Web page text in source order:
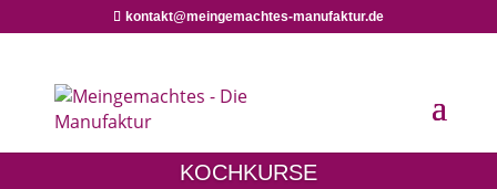
kontakt@meingemachtes-manufaktur.de
KOCHKURSE